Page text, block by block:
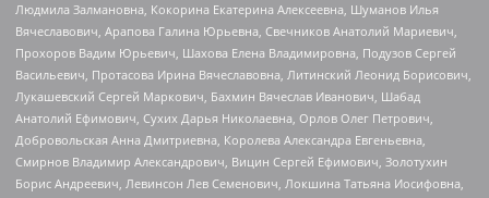
Людмила Залмановна, Кокорина Екатерина Алексеевна, Шуманов Илья
Вячеславович, Арапова Галина Юрьевна, Свечников Анатолий Мариевич,
Прохоров Вадим Юрьевич, Шахова Елена Владимировна, Подузов Сергей
Васильевич, Протасова Ирина Вячеславовна, Литинский Леонид Борисович,
Лукашевский Сергей Маркович, Бахмин Вячеслав Иванович, Шабад
Анатолий Ефимович, Сухих Дарья Николаевна, Орлов Олег Петрович,
Добровольская Анна Дмитриевна, Королева Александра Евгеньевна,
Смирнов Владимир Александрович, Вицин Сергей Ефимович, Золотухин
Борис Андреевич, Левинсон Лев Семенович, Локшина Татьяна Иосифовна,